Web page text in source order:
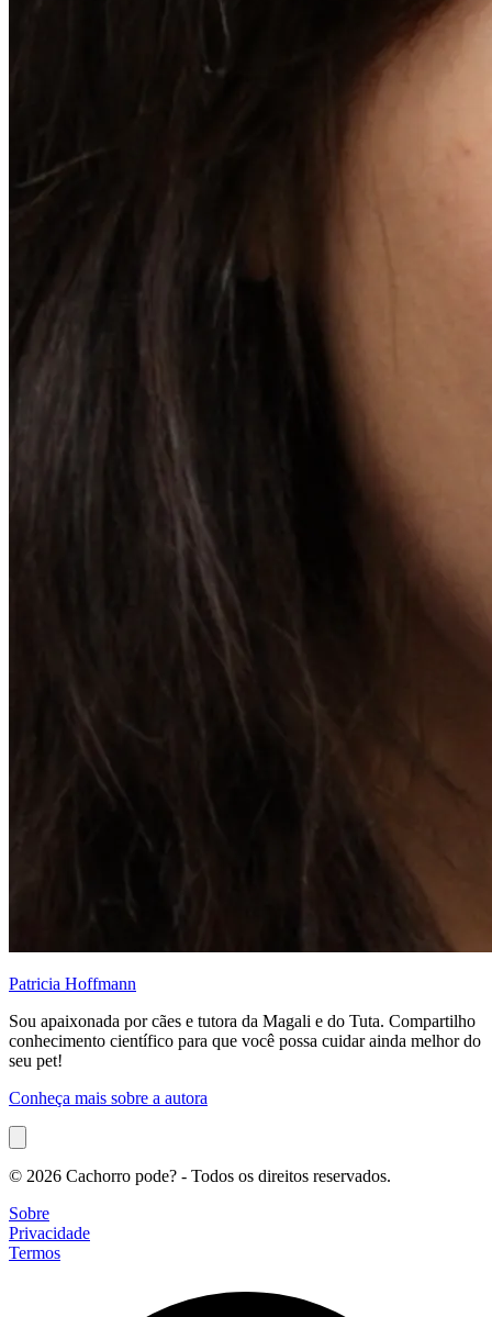
Patricia Hoffmann
Sou apaixonada por cães e tutora da Magali e do Tuta. Compartilho
conhecimento científico para que você possa cuidar ainda melhor do
seu pet!
Conheça mais sobre a autora
© 2026 Cachorro pode? - Todos os direitos reservados.
Sobre
Privacidade
Termos